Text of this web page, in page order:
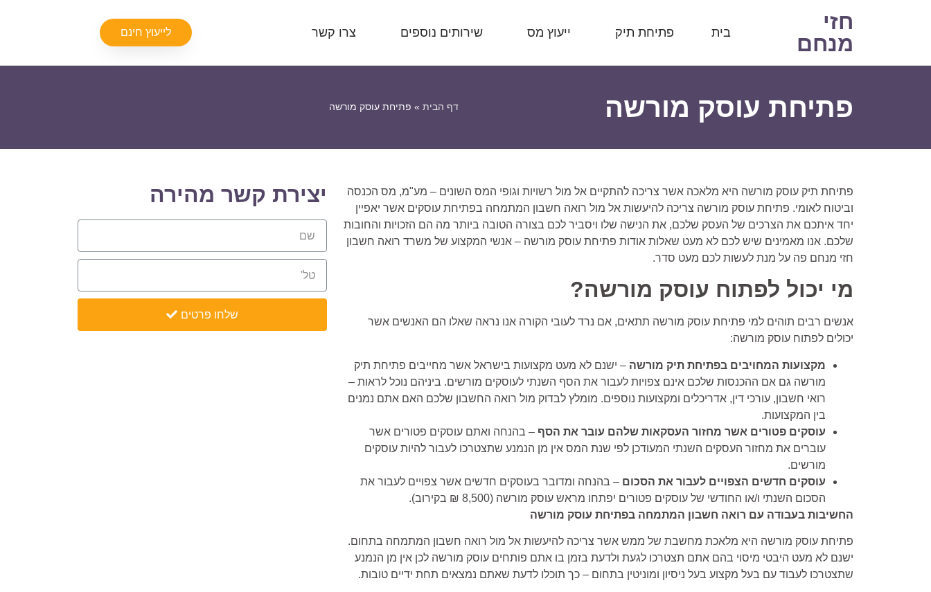
חזי
מנחם
בית פתיחת תיק ייעוץ מס שירותים נוספים צרו קשר לייעוץ חינם
פתיחת עוסק מורשה דף הבית » פתיחת עוסק מורשה
פתיחת תיק עוסק מורשה היא מלאכה אשר צריכה להתקיים אל מול רשויות וגופי המס השונים – מע"מ, מס הכנסה
וביטוח לאומי. פתיחת עוסק מורשה צריכה להיעשות אל מול רואה חשבון המתמחה בפתיחת עוסקים אשר יאפיין
יחד איתכם את הצרכים של העסק שלכם, את הנישה שלו ויסביר לכם בצורה הטובה ביותר מה הם הזכויות והחובות
שלכם. אנו מאמינים שיש לכם לא מעט שאלות אודות פתיחת עוסק מורשה – אנשי המקצוע של משרד רואה חשבון
חזי מנחם פה על מנת לעשות לכם מעט סדר.
מי יכול לפתוח עוסק מורשה?
אנשים רבים תוהים למי פתיחת עוסק מורשה תתאים, אם נרד לעובי הקורה אנו נראה שאלו הם האנשים אשר
יכולים לפתוח עוסק מורשה:
מקצועות המחויבים בפתיחת תיק מורשה – ישנם לא מעט מקצועות בישראל אשר מחייבים פתיחת תיק
מורשה גם אם ההכנסות שלכם אינם צפויות לעבור את הסף השנתי לעוסקים מורשים. ביניהם נוכל לראות –
רואי חשבון, עורכי דין, אדריכלים ומקצועות נוספים. מומלץ לבדוק מול רואה החשבון שלכם האם אתם נמנים
בין המקצועות.
עוסקים פטורים אשר מחזור העסקאות שלהם עובר את הסף – בהנחה ואתם עוסקים פטורים אשר
עוברים את מחזור העסקים השנתי המעודכן לפי שנת המס אין מן הנמנע שתצטרכו לעבור להיות עוסקים
מורשים.
עוסקים חדשים הצפויים לעבור את הסכום – בהנחה ומדובר בעוסקים חדשים אשר צפויים לעבור את
הסכום השנתי ו/או החודשי של עוסקים פטורים יפתחו מראש עוסק מורשה (8,500 ₪ בקירוב).
החשיבות בעבודה עם רואה חשבון המתמחה בפתיחת עוסק מורשה
פתיחת עוסק מורשה היא מלאכת מחשבת של ממש אשר צריכה להיעשות אל מול רואה חשבון המתמחה בתחום.
ישנם לא מעט היבטי מיסוי בהם אתם תצטרכו לגעת ולדעת בזמן בו אתם פותחים עוסק מורשה לכן אין מן הנמנע
שתצטרכו לעבוד עם בעל מקצוע בעל ניסיון ומוניטין בתחום – כך תוכלו לדעת שאתם נמצאים תחת ידיים טובות.
יצירת קשר מהירה
שלחו פרטים